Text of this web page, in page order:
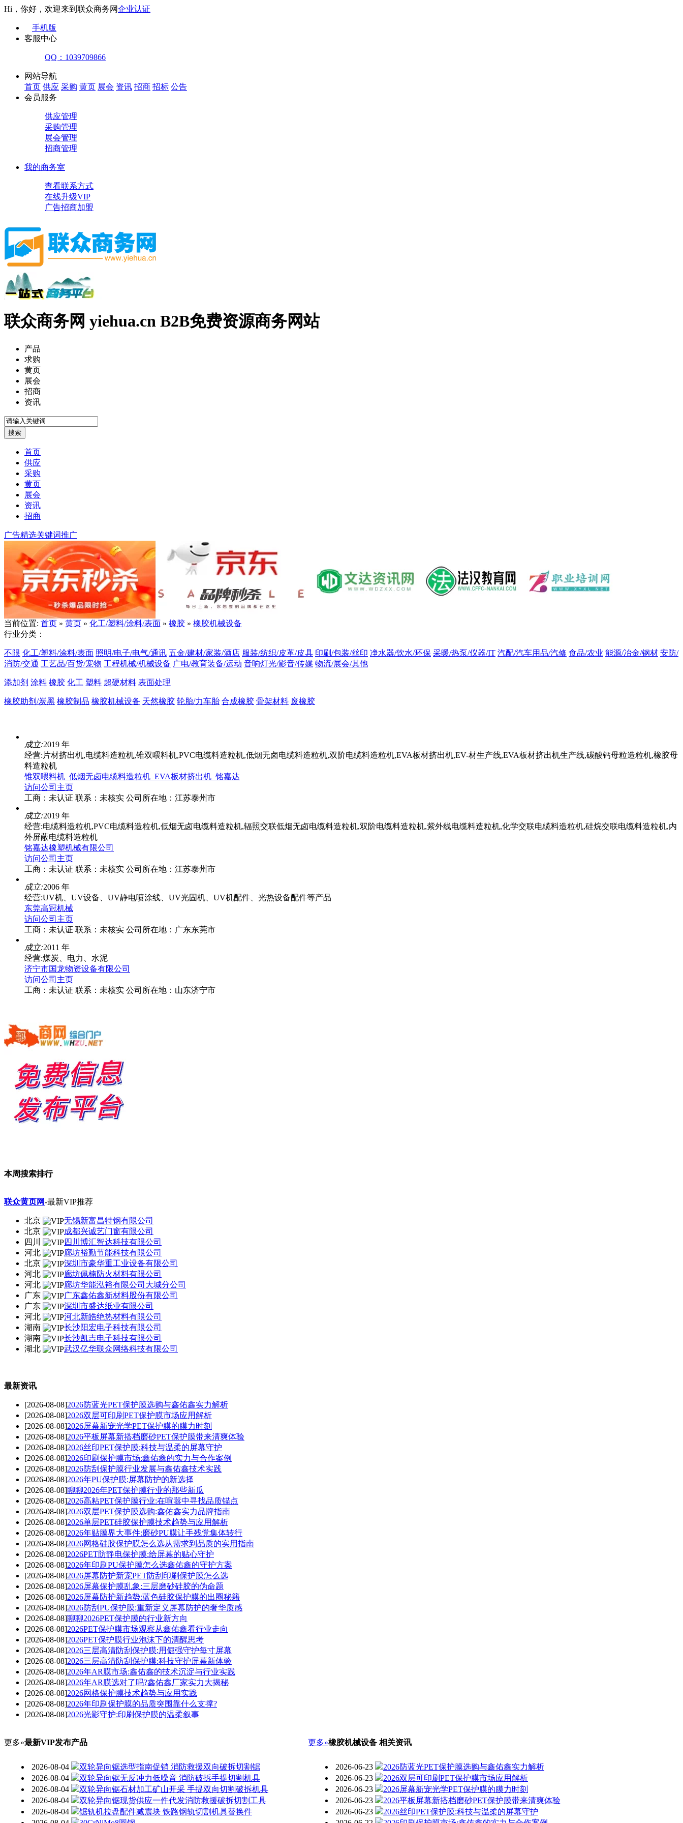
Hi，你好，欢迎来到联众商务网企业认证
手机版
客服中心
QQ：1039709866
网站导航
首页 供应 采购 黄页 展会 资讯 招商 招标 公告
会员服务
供应管理
采购管理
展会管理
招商管理
我的商务室
查看联系方式
在线升级VIP
广告招商加盟
联众商务网 yiehua.cn B2B免费资源商务网站
产品
求购
黄页
展会
招商
资讯
首页
供应
采购
黄页
展会
资讯
招商
广告精选关键词推广
当前位置: 首页 » 黄页 » 化工/塑料/涂料/表面 » 橡胶 » 橡胶机械设备
行业分类：
不限 化工/塑料/涂料/表面 照明/电子/电气/通讯 五金/建材/家装/酒店 服装/纺织/皮革/皮具 印刷/包装/丝印 净水器/饮水/环保 采暖/热泵/仪器/IT 汽配/汽车用品/汽修 食品/农业 能源/冶金/钢材 安防/
消防/交通 工艺品/百货/宠物 工程机械/机械设备 广电/教育装备/运动 音响灯光/影音/传媒 物流/展会/其他
添加剂 涂料 橡胶 化工 塑料 超硬材料 表面处理
橡胶助剂/炭黑 橡胶制品 橡胶机械设备 天然橡胶 轮胎/力车胎 合成橡胶 骨架材料 废橡胶
成立:2019 年
经营:片材挤出机,电缆料造粒机,锥双喂料机,PVC电缆料造粒机,低烟无卤电缆料造粒机,双阶电缆料造粒机,EVA板材挤出机,EV-材生产线,EVA板材挤出机生产线,碳酸钙母粒造粒机,橡胶母
料造粒机
锥双喂料机_低烟无卤电缆料造粒机_EVA板材挤出机_铭嘉达
访问公司主页
工商： 未认证 联系： 未核实 公司所在地：江苏泰州市
成立:2019 年
经营:电缆料造粒机,PVC电缆料造粒机,低烟无卤电缆料造粒机,辐照交联低烟无卤电缆料造粒机,双阶电缆料造粒机,紫外线电缆料造粒机,化学交联电缆料造粒机,硅烷交联电缆料造粒机,内
外屏蔽电缆料造粒机
铭嘉达橡塑机械有限公司
访问公司主页
工商： 未认证 联系： 未核实 公司所在地：江苏泰州市
成立:2006 年
经营:UV机、UV设备、UV静电喷涂线、UV光固机、UV机配件、光热设备配件等产品
东莞高冠机械
访问公司主页
工商： 未认证 联系： 未核实 公司所在地：广东东莞市
成立:2011 年
经营:煤炭、电力、水泥
济宁市国龙物资设备有限公司
访问公司主页
工商： 未认证 联系： 未核实 公司所在地：山东济宁市
本周搜索排行
联众黄页网-最新VIP推荐
北京
无锡新富昌特钢有限公司
北京
成都兴诚艺门窗有限公司
四川
四川博汇智达科技有限公司
河北
廊坊裕勤节能科技有限公司
北京
深圳市豪华重工业设备有限公司
河北
廊坊佩楠防火材料有限公司
河北
廊坊华能泓裕有限公司大城分公司
广东
广东鑫佑鑫新材料股份有限公司
广东
深圳市盛达纸业有限公司
河北
河北新皓绝热材料有限公司
湖南
长沙阳宏电子科技有限公司
湖南
长沙凯吉电子科技有限公司
湖北
武汉亿华联众网络科技有限公司
最新资讯
[2026-08-08]2026防蓝光PET保护膜选购与鑫佑鑫实力解析
[2026-08-08]2026双层可印刷PET保护膜市场应用解析
[2026-08-08]2026屏幕新宠光学PET保护膜的膜力时刻
[2026-08-08]2026平板屏幕新搭档磨砂PET保护膜带来清爽体验
[2026-08-08]2026丝印PET保护膜:科技与温柔的屏幕守护
[2026-08-08]2026印刷保护膜市场:鑫佑鑫的实力与合作案例
[2026-08-08]2026防刮保护膜行业发展与鑫佑鑫技术实践
[2026-08-08]2026年PU保护膜:屏幕防护的新选择
[2026-08-08]聊聊2026年PET保护膜行业的那些新瓜
[2026-08-08]2026高粘PET保护膜行业:在喧嚣中寻找品质锚点
[2026-08-08]2026双层PET保护膜选购:鑫佑鑫实力品牌指南
[2026-08-08]2026单层PET硅胶保护膜技术趋势与应用解析
[2026-08-08]2026年贴膜界大事件:磨砂PU膜让手残党集体转行
[2026-08-08]2026网格硅胶保护膜怎么选从需求到品质的实用指南
[2026-08-08]2026PET防静电保护膜:给屏幕的贴心守护
[2026-08-08]2026年印刷PU保护膜怎么选鑫佑鑫的守护方案
[2026-08-08]2026屏幕防护新宠PET防刮印刷保护膜怎么选
[2026-08-08]2026屏幕保护膜乱象:三层磨砂硅胶的伪命题
[2026-08-08]2026屏幕防护新趋势:蓝色硅胶保护膜的出圈秘籍
[2026-08-08]2026防刮PU保护膜:重新定义屏幕防护的奢华质感
[2026-08-08]聊聊2026PET保护膜的行业新方向
[2026-08-08]2026PET保护膜市场观察从鑫佑鑫看行业走向
[2026-08-08]2026PET保护膜行业泡沫下的清醒思考
[2026-08-08]2026三层高清防刮保护膜:用倔强守护每寸屏幕
[2026-08-08]2026三层高清防刮保护膜:科技守护屏幕新体验
[2026-08-08]2026年AR膜市场:鑫佑鑫的技术沉淀与行业实践
[2026-08-08]2026年AR膜选对了吗?鑫佑鑫厂家实力大揭秘
[2026-08-08]2026网格保护膜技术趋势与应用实践
[2026-08-08]2026年印刷保护膜的品质突围靠什么支撑?
[2026-08-08]2026光影守护:印刷保护膜的温柔叙事
更多»最新VIP发布产品
2026-08-04
双轮异向锯选型指南促销 消防救援双向破拆切割锯
2026-08-04
双轮异向锯无反冲力低噪音 消防破拆手提切割机具
2026-08-04
双轮异向锯石材加工矿山开采 手提双向切割破拆机具
2026-08-04
双轮异向锯现货供应一件代发消防救援破拆切割工具
2026-08-04
锯轨机拉盘配件减震块 铁路钢轨切割机具替换件
更多»橡胶机械设备 相关资讯
2026-06-23
2026防蓝光PET保护膜选购与鑫佑鑫实力解析
2026-06-23
2026双层可印刷PET保护膜市场应用解析
2026-06-23
2026屏幕新宠光学PET保护膜的膜力时刻
2026-06-23
2026平板屏幕新搭档磨砂PET保护膜带来清爽体验
2026-06-23
2026丝印PET保护膜:科技与温柔的屏幕守护